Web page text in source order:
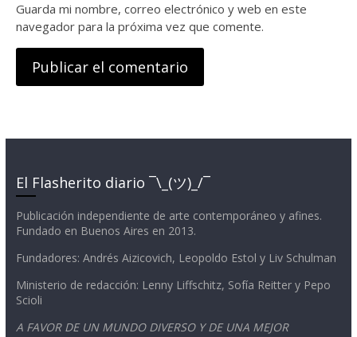
Guarda mi nombre, correo electrónico y web en este
navegador para la próxima vez que comente.
El Flasherito diario ¯\_(ツ)_/¯
Publicación independiente de arte contemporáneo y afines.
Fundado en Buenos Aires en 2013.
Fundadores: Andrés Aizicovich, Leopoldo Estol y Liv Schulman
Ministerio de redacción: Lenny Liffschitz, Sofía Reitter y Pepo
Scioli
A FAVOR DE UN MUNDO DIVERSO Y DE UNA MEJOR